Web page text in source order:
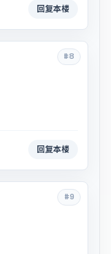
回复本楼
#8
回复本楼
#9